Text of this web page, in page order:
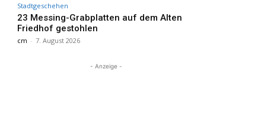
Stadtgeschehen
23 Messing-Grabplatten auf dem Alten
Friedhof gestohlen
cm - 7. August 2026
- Anzeige -